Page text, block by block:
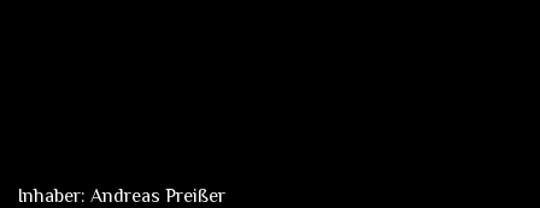
Inhaber: Andreas Preißer